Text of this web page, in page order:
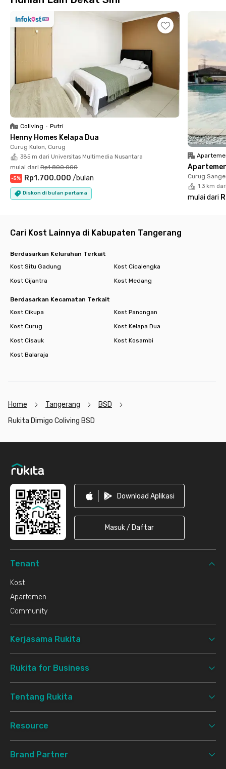
Kopi Kalyan, The Breeze, hingga AEON Mall BSD City.
Rukita Dimigo Coliving BSD menyediakan kamar yang sudah
dalam. Kamu bisa makin semangat nugas karena ada area
komunal yang bisa kamu gunakan untuk belajar dan
bersosialisai bersama penghuni lain.
Fasilitas laundry dan pembersihan kamar pun sudah termasuk
ke dalam tagihan bulanan dan bisa langsung kamu request via
aplikasi Rukita! Membawa kendaraan pribadi juga lebih aman
karena tersedia parkiran dan kamera CCTV. Lengkap banget,
kan? Yuk, segera booking kamar pilihanmu di Rukita Dimigo
Coliving BSD!
Coliving • Putri
Henny Homes Kelapa Dua
Curug Kulon, Curug
385 m dari Universitas Multimedia Nusantara
mulai dari Rp1.800.000
-5% Rp1.700.000 /bulan
Diskon di bulan pertama
Curug
1.3 km
mulai dari
Cari Kost Lainnya di Kabupaten Tangerang
Berdasarkan Kelurahan Terkait
Kost Situ Gadung
Kost Cicalengka
Kost Cijantra
Kost Medang
Berdasarkan Kecamatan Terkait
Kost Cikupa
Kost Panongan
Kost Curug
Kost Kelapa Dua
Kost Cisauk
Kost Kosambi
Kost Balaraja
Home Tangerang
BSD
Rukita Dimigo Coliving BSD
Download Aplikasi
Masuk / Daftar
Tenant
Kost
Apartemen
Community
Kerjasama Rukita
Rukita for Business
Tentang Rukita
Resource
Brand Partner